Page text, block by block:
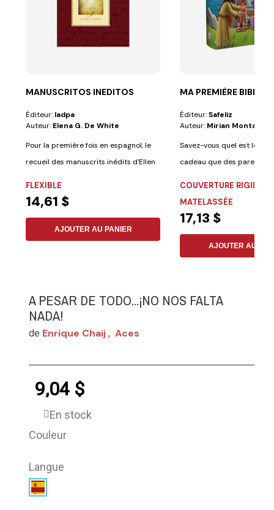
MANUSCRITOS INEDITOS
Éditeur: Iadpa
Auteur: Elena G. De White
Pour la première fois en espagnol, le
recueil des manuscrits inédits d'Ellen
FLEXIBLE
14,61 $
AJOUTER AU PANIER
MA PREMIÈRE BIBLE
Éditeur:Safeliz
Auteur: Mirian
Savez-vous quel est le
cadeau que des parents
COUVERTURE RIGIDE
MATELASSÉE
17,13 $
AJOUTER AU
A PESAR DE TODO...¡NO NOS FALTA
NADA!
de Enrique Chaij , Aces
9,04 $
En stock
Couleur
Langue